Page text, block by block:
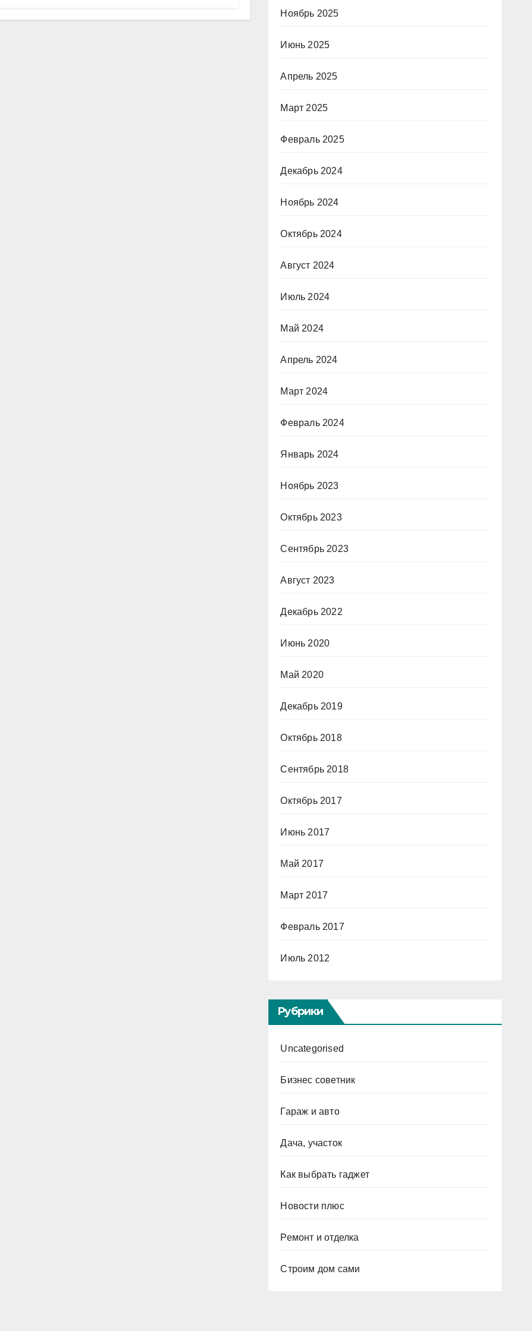
Ноябрь 2025
Июнь 2025
Апрель 2025
Март 2025
Февраль 2025
Декабрь 2024
Ноябрь 2024
Октябрь 2024
Август 2024
Июль 2024
Май 2024
Апрель 2024
Март 2024
Февраль 2024
Январь 2024
Ноябрь 2023
Октябрь 2023
Сентябрь 2023
Август 2023
Декабрь 2022
Июнь 2020
Май 2020
Декабрь 2019
Октябрь 2018
Сентябрь 2018
Октябрь 2017
Июнь 2017
Май 2017
Март 2017
Февраль 2017
Июль 2012
Рубрики
Uncategorised
Бизнес советник
Гараж и авто
Дача, участок
Как выбрать гаджет
Новости плюс
Ремонт и отделка
Строим дом сами